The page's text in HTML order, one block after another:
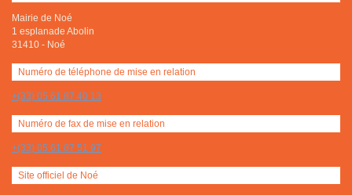
Mairie de Noé
1 esplanade Abolin
31410 - Noé
Numéro de téléphone de mise en relation
+(33) 05 61 87 40 13
Numéro de fax de mise en relation
+(33) 05 61 87 51 97
Site officiel de Noé